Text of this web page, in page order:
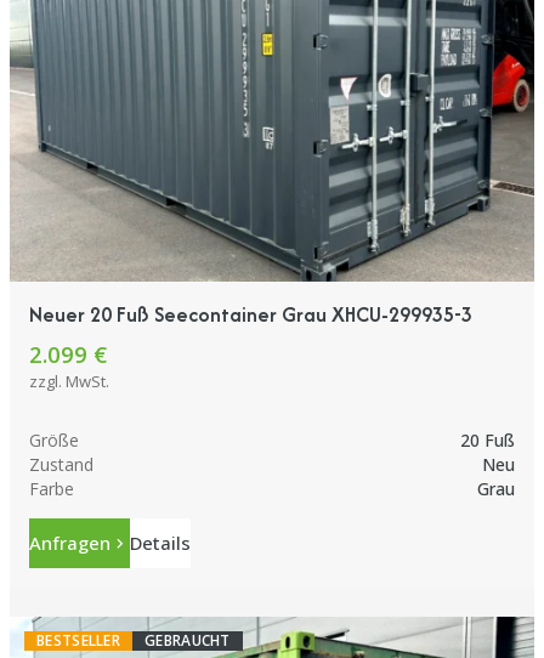
Neuer 20 Fuß Seecontainer Grau XHCU-299935-3
2.099 €
zzgl. MwSt.
Größe
20 Fuß
Zustand
Neu
Farbe
Grau
Anfragen Details
BESTSELLER GEBRAUCHT